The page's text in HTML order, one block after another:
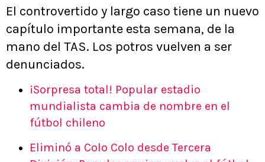
El controvertido y largo caso tiene un nuevo
capítulo importante esta semana, de la
mano del TAS. Los potros vuelven a ser
denunciados.
¡Sorpresa total! Popular estadio
mundialista cambia de nombre en el
fútbol chileno
Eliminó a Colo Colo desde Tercera